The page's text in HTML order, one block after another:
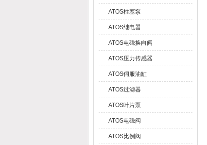
ATOS柱塞泵
ATOS继电器
ATOS电磁换向阀
ATOS压力传感器
ATOS伺服油缸
ATOS过滤器
ATOS叶片泵
ATOS电磁阀
ATOS比例阀